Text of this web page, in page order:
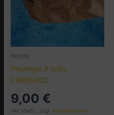
Honda
Pleullager A grün,
CBX650CD
9,00 €
inkl. MwSt., zzgl.Versandkosten